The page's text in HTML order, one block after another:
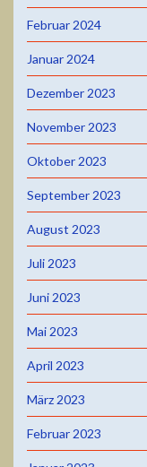
Februar 2024
Januar 2024
Dezember 2023
November 2023
Oktober 2023
September 2023
August 2023
Juli 2023
Juni 2023
Mai 2023
April 2023
März 2023
Februar 2023